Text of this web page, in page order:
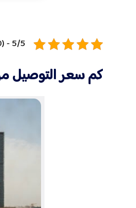
5/5 - (1720 صوت)
كم سعر التوصيل